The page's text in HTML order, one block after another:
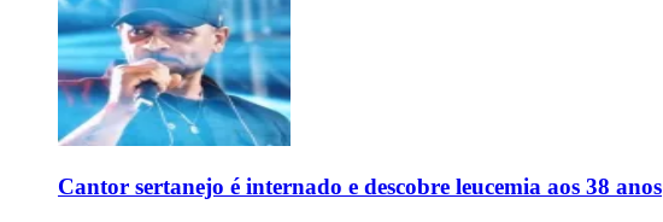
Cantor sertanejo é internado e descobre leucemia aos 38 anos